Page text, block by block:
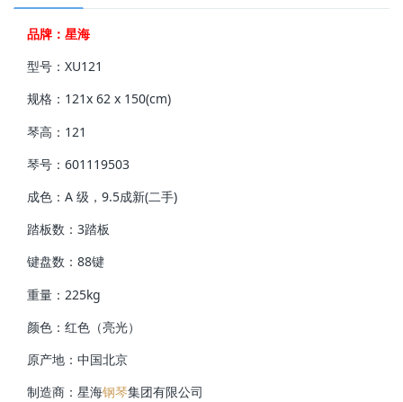
品牌：星海
型号：XU121
规格：121x 62 x 150(cm)
琴高：121
琴号：601119503
成色：A 级，9.5成新(二手)
踏板数：3踏板
键盘数：88键
重量：225kg
颜色：红色（亮光）
原产地：中国北京
制造商：星海钢琴集团有限公司